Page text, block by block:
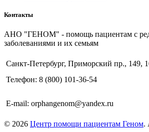
Контакты
АНО "ГЕНОМ" - помощь пациентам с
заболеваниями и их семьям
Санкт-Петербург, Приморский пр., 149,
Телефон: 8 (800) 101-36-54
E-mail: orphangenom@yandex.ru
© 2026 Центр помощи пациентам Геном.